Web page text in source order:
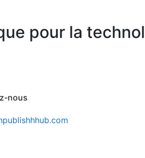
pour la
nous